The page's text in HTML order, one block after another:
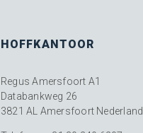
HOFFKANTOOR
Regus Amersfoort A1
Databankweg 26
3821 AL Amersfoort Nederland